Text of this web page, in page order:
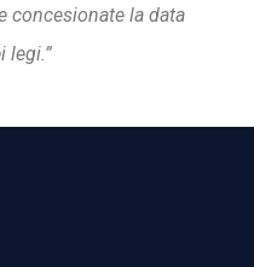
concesionate la data
legi.”